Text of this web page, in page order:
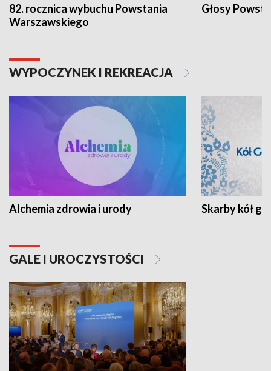
82. rocznica wybuchu Powstania
Warszawskiego
Głosy
WYPOCZYNEK I REKREACJA
Alchemia zdrowia i urody Skarby kół
GALE I UROCZYSTOŚCI